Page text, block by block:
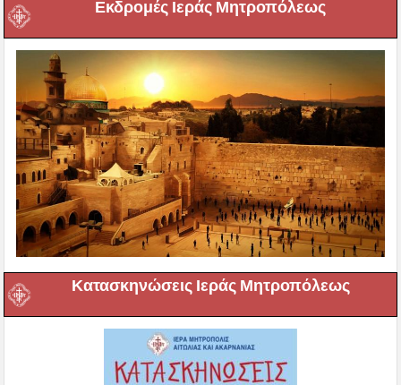
Εκδρομές Ιεράς Μητροπόλεως
Κατασκηνώσεις Ιεράς Μητροπόλεως